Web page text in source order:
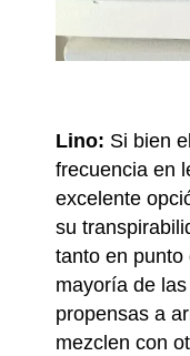
Lino: Si bien
frecuencia en
excelente
su
tanto en punto
mayoría de
propensas a
mezclen con